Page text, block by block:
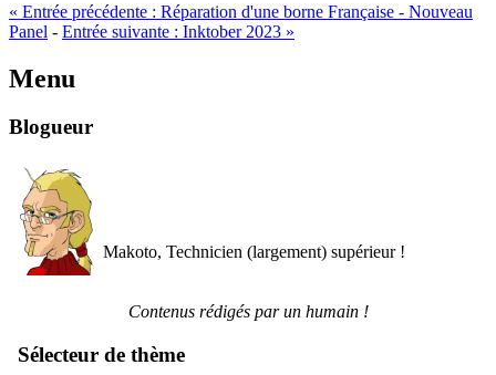
« Entrée précédente : Réparation d'une borne Française - Nouveau
Panel - Entrée suivante : Inktober 2023 »
Menu
Blogueur
Makoto, Technicien (largement) supérieur !
Contenus rédigés par un humain !
Sélecteur de thème